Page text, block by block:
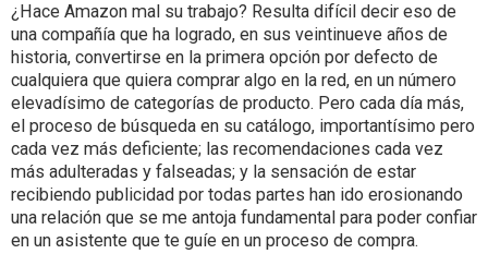
¿Hace Amazon mal su trabajo? Resulta difícil decir eso de
una compañía que ha logrado, en sus veintinueve años de
historia, convertirse en la primera opción por defecto de
cualquiera que quiera comprar algo en la red, en un número
elevadísimo de categorías de producto. Pero cada día más,
el proceso de búsqueda en su catálogo, importantísimo pero
cada vez más deficiente; las recomendaciones cada vez
más adulteradas y falseadas; y la sensación de estar
recibiendo publicidad por todas partes han ido erosionando
una relación que se me antoja fundamental para poder confiar
en un asistente que te guíe en un proceso de compra.